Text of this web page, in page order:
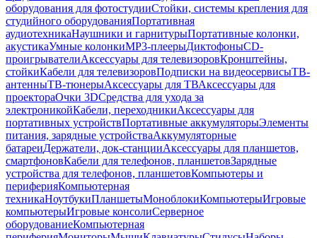
оборудования для фотостудииСтойки, системы крепления для
студийного оборудованияПортативная
аудиотехникаНаушники и гарнитурыПортативные колонки,
акустикаУмные колонкиMP3-плеерыДиктофоныCD-
проигрывателиАксессуары для телевизоровКронштейны,
стойкиКабели для телевизоровПодписки на видеосервисыТВ-
антенныТВ-тюнерыАксессуары для ТВАксессуары для
проектораОчки 3DСредства для ухода за
электроникойКабели, переходникиАксессуары для
портативных устройствПортативные аккумуляторыЭлементы
питания, зарядные устройстваАккумуляторные
батареиДержатели, док-станцииАксессуары для планшетов,
смартфоновКабели для телефонов, планшетовЗарядные
устройства для телефонов, планшетовКомпьютеры и
периферияКомпьютерная
техникаНоутбукиПланшетыМоноблокиКомпьютерыИгровые
компьютерыИгровые консолиСерверное
оборудованиеКомпьютерная